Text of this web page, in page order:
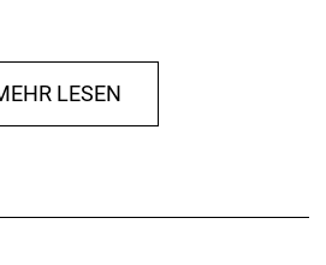
bieten Platz für alles
LESEN